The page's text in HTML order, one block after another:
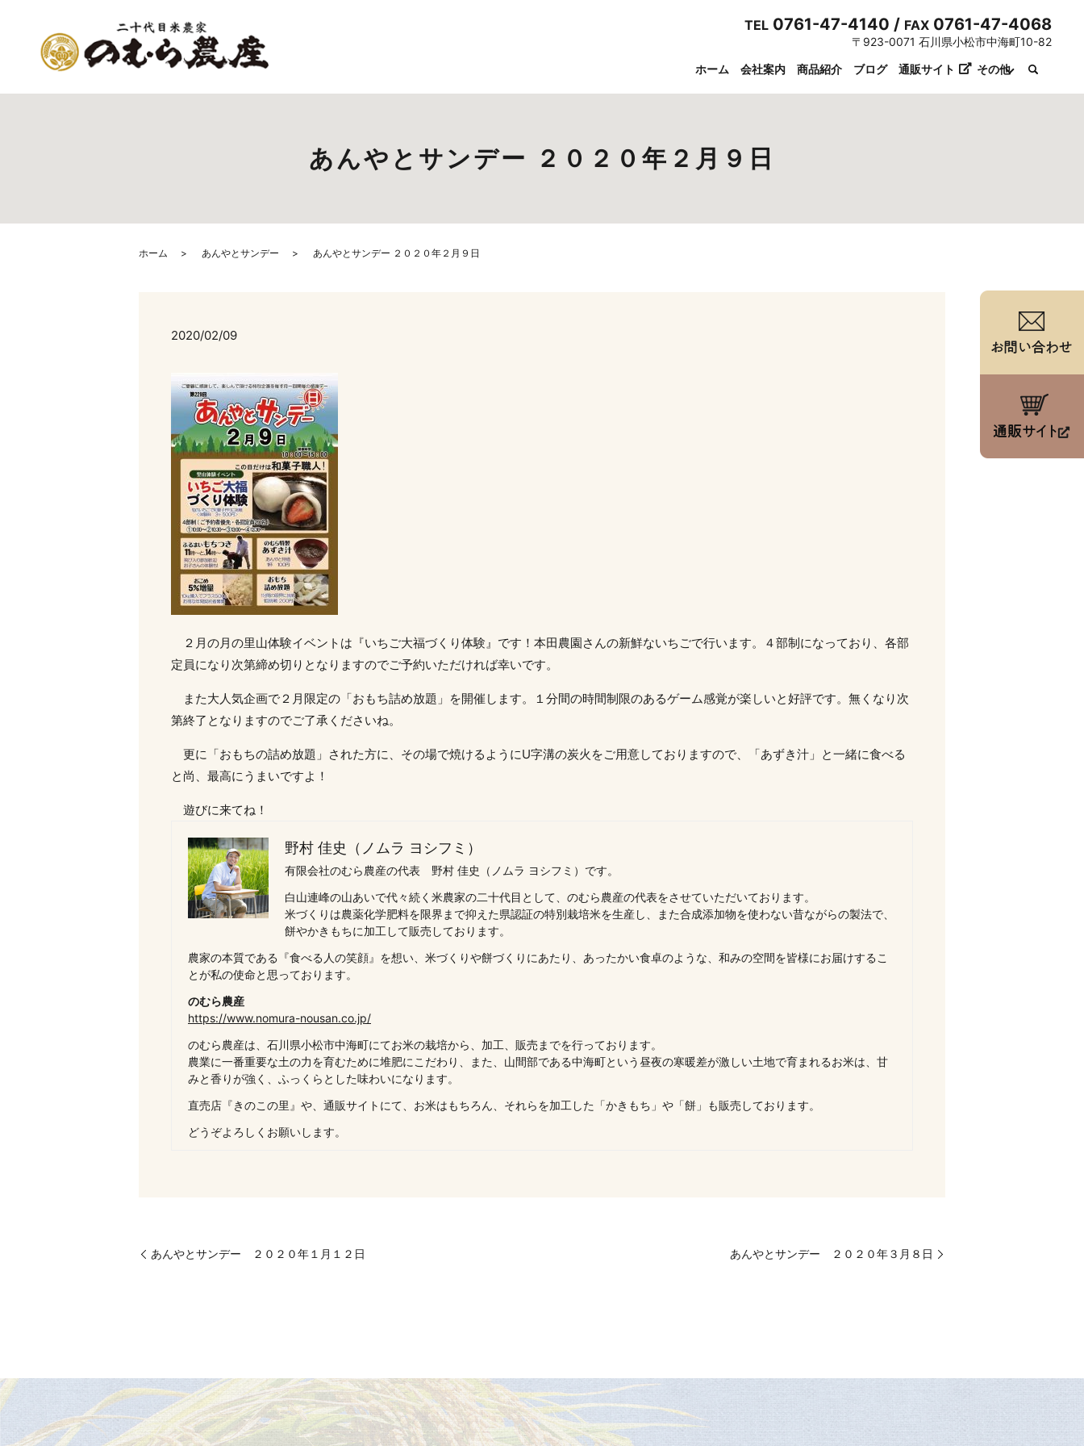
ホーム 会社案内 商品紹介 ブログ 通販サイト その他
TEL0761-47-4140 / FAX0761-47-4068
〒923-0071 石川県小松市中海町10-82
あんやとサンデー ２０２０年２月９日
ホーム あんやとサンデー あんやとサンデー ２０２０年２月９日
2020/02/09
２月の月の里山体験イベントは『いちご大福づくり体験』です！本田農園さんの新鮮ないちごで行います。４部制になっており、各部
定員になり次第締め切りとなりますのでご予約いただければ幸いです。
また大人気企画で２月限定の「おもち詰め放題」を開催します。１分間の時間制限のあるゲーム感覚が楽しいと好評です。無くなり次
第終了となりますのでご了承くださいね。
更に「おもちの詰め放題」された方に、その場で焼けるようにU字溝の炭火をご用意しておりますので、「あずき汁」と一緒に食べる
と尚、最高にうまいですよ！
遊びに来てね！
野村 佳史（ノムラ ヨシフミ）
有限会社のむら農産の代表 野村 佳史（ノムラ ヨシフミ）です。
白山連峰の山あいで代々続く米農家の二十代目として、のむら農産の代表をさせていただいております。
米づくりは農薬化学肥料を限界まで抑えた県認証の特別栽培米を生産し、また合成添加物を使わない昔ながらの製法で、
餅やかきもちに加工して販売しております。
農家の本質である『食べる人の笑顔』を想い、米づくりや餅づくりにあたり、あったかい食卓のような、和みの空間を皆様にお届けするこ
とが私の使命と思っております。
のむら農産
https://www.nomura-nousan.co.jp/
のむら農産は、石川県小松市中海町にてお米の栽培から、加工、販売までを行っております。
農業に一番重要な土の力を育むために堆肥にこだわり、また、山間部である中海町という昼夜の寒暖差が激しい土地で育まれるお米は、甘
みと香りが強く、ふっくらとした味わいになります。
直売店『きのこの里』や、通販サイトにて、お米はもちろん、それらを加工した「かきもち」や「餅」も販売しております。
どうぞよろしくお願いします。
あんやとサンデー ２０２０年１月１２日 あんやとサンデー ２０２０年３月８日